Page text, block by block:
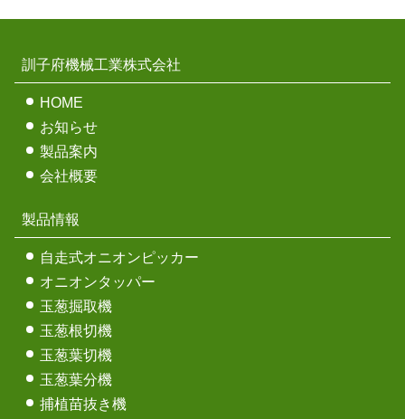
スイッチを3秒長押しするだけです。
★ヤンマー純正の専用オイルをご使用ください。
長雨後の軟弱地でも、丸ハンドルでラクラク操作。
ライブシステム）搭載
規格外品は大型タンクへ。
大型クズタンク
できます。
たまねぎをやさしく搬送。
コンベア独立方式
第1コンベアと第2コンベアは独立方式を採用。第1コ
ンベアはフローティング、固定とどちらも手元で切替
えられます。フローティングにすると、地面の凸凹に
うねに追従。
自動操向装置
訓子府機械工業株式会社
HOME
お知らせ
製品案内
会社概要
製品情報
自走式オニオンピッカー
オニオンタッパー
玉葱掘取機
玉葱根切機
玉葱葉切機
玉葱葉分機
捕植苗抜き機